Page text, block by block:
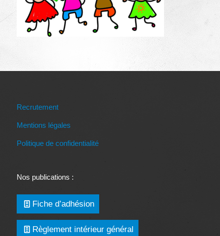
Recrutement
Mentions légales
Politique de confidentialité
Nos publications :
Fiche d’adhésion
Règlement intérieur général